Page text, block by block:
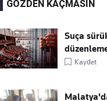
GÖZDEN KAÇMASIN
Suça
Kaydet